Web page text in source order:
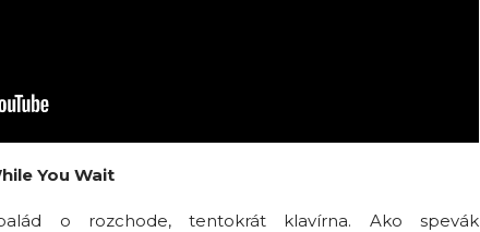
You Wait
o rozchode, tentokrát klavírna. Ako spevák